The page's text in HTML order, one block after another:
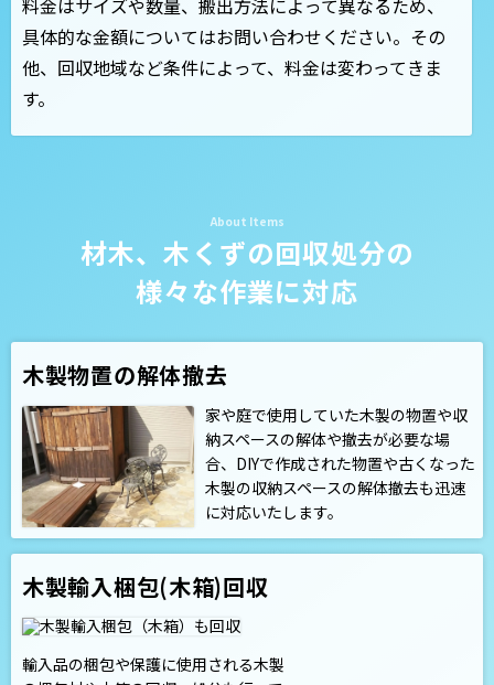
料金はサイズや数量、搬出方法によって異なるため、
具体的な金額についてはお問い合わせください。その
他、回収地域など条件によって、料金は変わってきま
す。
材木、木くずの回収処分の
様々な作業に対応
木製物置の解体撤去
家や庭で使用していた木製の物置や収
納スペースの解体や撤去が必要な場
合、DIYで作成された物置や古くなった
木製の収納スペースの解体撤去も迅速
に対応いたします。
木製輸入梱包(木箱)回収
輸入品の梱包や保護に使用される木製